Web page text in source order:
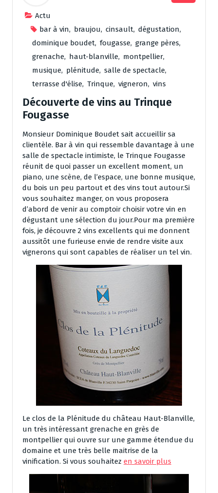
Actu
bar à vin, braujou, cinsault, dégustation,
dominique boudet, fougasse, grange pères,
grenache, haut-blanville, montpellier,
musique, plénitude, salle de spectacle,
terrasse d'élise, Trinque, vigneron, vins
Découverte de vins au Trinque
Fougasse
Monsieur Dominique Boudet sait accueillir sa
clientèle. Bar à vin qui ressemble davantage à une
salle de spectacle intimiste, le Trinque Fougasse
réunit de quoi passer un excellent moment, un
piano, une scène, de l’espace, une bonne musique,
du bois un peu partout et des vins tout autour.Si
vous souhaitez manger, on vous proposera
d’abord de venir au comptoir choisir votre vin en
dégustant une sélection du jour.Pour ma première
fois, je découvre 2 vins excellents qui me donnent
aussitôt une furieuse envie de rendre visite aux
vignerons qui sont capables de réaliser un tel vin.
Le clos de la Plénitude du château Haut-Blanville,
un très intéressant grenache en grès de
montpellier qui ouvre sur une gamme étendue du
domaine et une très belle maitrise de la
vinification. Si vous souhaitez en savoir plus